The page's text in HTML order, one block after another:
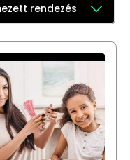
rendezés